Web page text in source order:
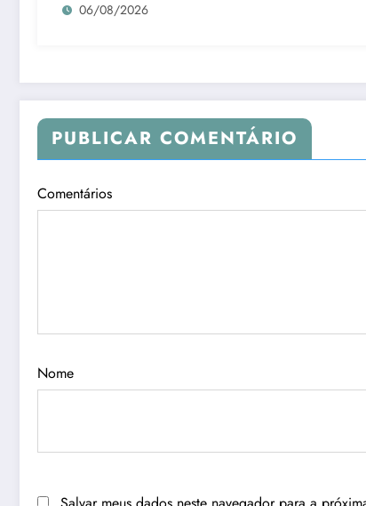
06/08/2026
PUBLICAR COMENTÁRIO
Comentários
Nome